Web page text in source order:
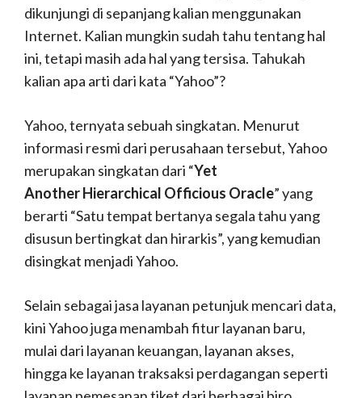
dikunjungi di sepanjang kalian menggunakan
Internet. Kalian mungkin sudah tahu tentang hal
ini, tetapi masih ada hal yang tersisa. Tahukah
kalian apa arti dari kata “Yahoo”?
Yahoo, ternyata sebuah singkatan. Menurut
informasi resmi dari perusahaan tersebut, Yahoo
merupakan singkatan dari “Yet
AnotherHierarchical Officious Oracle” yang
berarti “Satu tempat bertanya segala tahu yang
disusun bertingkat dan hirarkis”, yang kemudian
disingkat menjadi Yahoo.
Selain sebagai jasa layanan petunjuk mencari data,
kini Yahoo juga menambah fitur layanan baru,
mulai dari layanan keuangan, layanan akses,
hingga ke layanan traksaksi perdagangan seperti